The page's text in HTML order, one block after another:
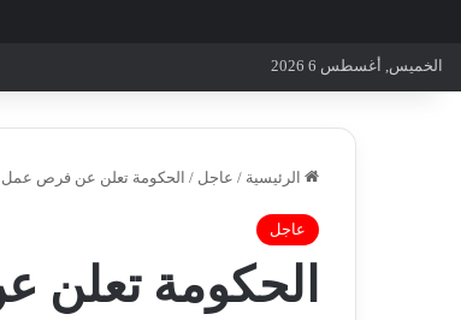
الخميس, أغسطس 6 2026
الرئيسية / عاجل / الحكومة تعلن عن فرص عمل
عاجل
الحكومة